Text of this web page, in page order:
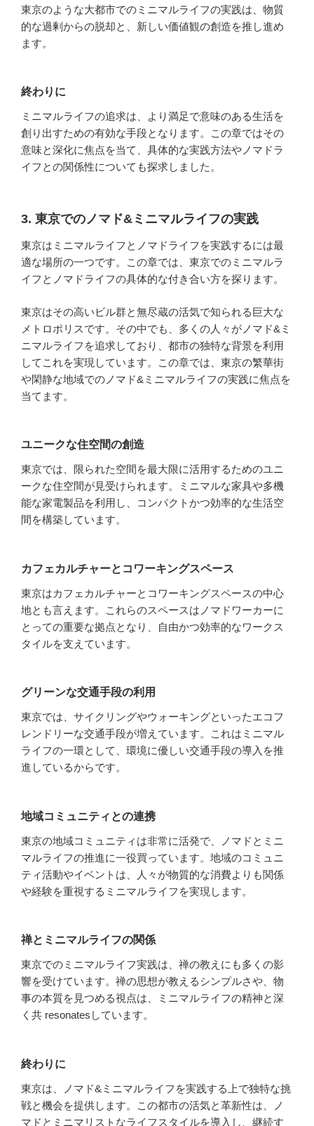
東京のような大都市でのミニマルライフの実践は、物質
的な過剰からの脱却と、新しい価値観の創造を推し進め
ます。
終わりに
ミニマルライフの追求は、より満足で意味のある生活を
創り出すための有効な手段となります。この章ではその
意味と深化に焦点を当て、具体的な実践方法やノマドラ
イフとの関係性についても探求しました。
3. 東京でのノマド&ミニマルライフの実践
東京はミニマルライフとノマドライフを実践するには最
適な場所の一つです。この章では、東京でのミニマルラ
イフとノマドライフの具体的な付き合い方を探ります。
東京はその高いビル群と無尽蔵の活気で知られる巨大な
メトロポリスです。その中でも、多くの人々がノマド&ミ
ニマルライフを追求しており、都市の独特な背景を利用
してこれを実現しています。この章では、東京の繁華街
や閑静な地域でのノマド&ミニマルライフの実践に焦点を
当てます。
ユニークな住空間の創造
東京では、限られた空間を最大限に活用するためのユニ
ークな住空間が見受けられます。ミニマルな家具や多機
能な家電製品を利用し、コンパクトかつ効率的な生活空
間を構築しています。
カフェカルチャーとコワーキングスペース
東京はカフェカルチャーとコワーキングスペースの中心
地とも言えます。これらのスペースはノマドワーカーに
とっての重要な拠点となり、自由かつ効率的なワークス
タイルを支えています。
グリーンな交通手段の利用
東京では、サイクリングやウォーキングといったエコフ
レンドリーな交通手段が増えています。これはミニマル
ライフの一環として、環境に優しい交通手段の導入を推
進しているからです。
地域コミュニティとの連携
東京の地域コミュニティは非常に活発で、ノマドとミニ
マルライフの推進に一役買っています。地域のコミュニ
ティ活動やイベントは、人々が物質的な消費よりも関係
や経験を重視するミニマルライフを実現します。
禅とミニマルライフの関係
東京でのミニマルライフ実践は、禅の教えにも多くの影
響を受けています。禅の思想が教えるシンプルさや、物
事の本質を見つめる視点は、ミニマルライフの精神と深
く共 resonatesしています。
終わりに
東京は、ノマド&ミニマルライフを実践する上で独特な挑
戦と機会を提供します。この都市の活気と革新性は、ノ
マドとミニマリストなライフスタイルを導入し、継続す